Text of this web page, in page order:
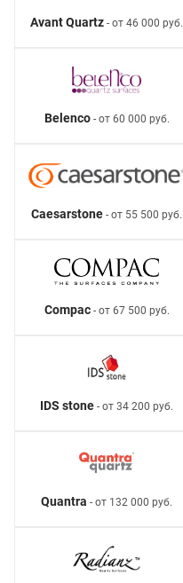
Avant Quartz - от 46 000 руб.
Belenco- от 60 000 руб.
Caesarstone - от 55 500 руб.
Compac- от 67 500 руб.
IDS stone - от 34 200 руб.
Quantra - от 132 000 руб.